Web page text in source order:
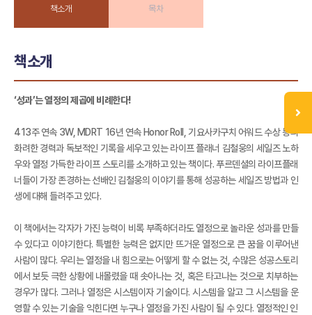
책소개 목차
책소개
‘성과’는 열정의 제곱에 비례한다!
413주 연속 3W, MDRT 16년 연속 Honor Roll, 기요사카구치 어워드 수상 등의
화려한 경력과 독보적인 기록을 세우고 있는 라이프 플래너 김철웅의 세일즈 노하
우와 열정 가득한 라이프 스토리를 소개하고 있는 책이다. 푸르덴셜의 라이프플래
너들이 가장 존경하는 선배인 김철웅의 이야기를 통해 성공하는 세일즈 방법과 인
생에 대해 들려주고 있다.
이 책에서는 각자가 가진 능력이 비록 부족하더라도 열정으로 놀라운 성과를 만들
수 있다고 이야기한다. 특별한 능력은 없지만 뜨거운 열정으로 큰 꿈을 이루어낸
사람이 많다. 우리는 열정을 내 힘으로는 어떻게 할 수 없는 것, 수많은 성공스토리
에서 보듯 극한 상황에 내몰렸을 때 솟아나는 것, 혹은 타고나는 것으로 치부하는
경우가 많다. 그러나 열정은 시스템이자 기술이다. 시스템을 알고 그 시스템을 운
영할 수 있는 기술을 익힌다면 누구나 열정을 가진 사람이 될 수 있다. 열정적인 인